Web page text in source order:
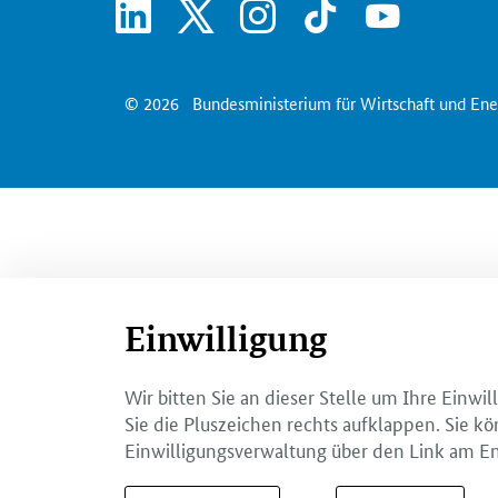
linkedin instagram tiktok youtube
© 2026 Bundesministerium für Wirtschaft und
Einwilligung
Wir bitten Sie an dieser Stelle um Ihre
Sie die Pluszeichen rechts aufklappen. Sie
Einwilligungsverwaltung über den Link am